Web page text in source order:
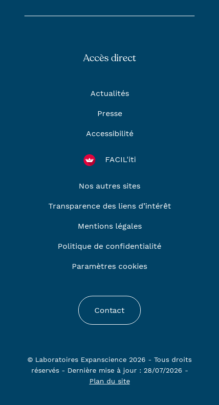
Accès direct
Actualités
Presse
Accessibilité
FACIL'iti
Nos autres sites
Transparence des liens d’intérêt
Mentions légales
Politique de confidentialité
Paramètres cookies
Contact
© Laboratoires Expanscience 2026 - Tous droits
réservés - Dernière mise à jour : 28/07/2026 -
Plan du site